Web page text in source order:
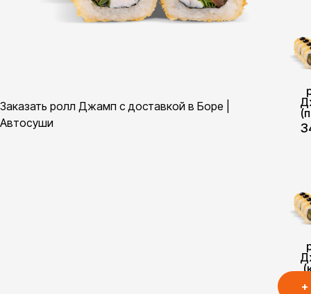
Заказать ролл Джамп с доставкой в Боре |
Автосуши
+